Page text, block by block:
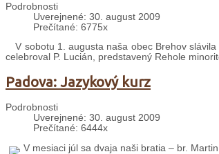
Podrobnosti
Uverejnené: 30. august 2009
Prečítané: 6775x
V sobotu 1. augusta naša obec
omšou, ktorú celebroval P. Lucián,
Padova: Jazykový kurz
Uverejnené: 30. august 2009
Prečítané: 6444x
V mesiaci júl sa dvaja naši bratia – br.